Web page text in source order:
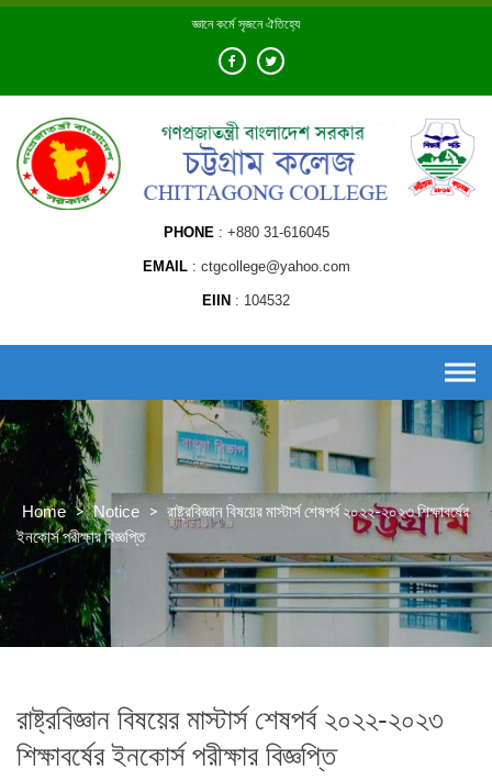
Skip
জ্ঞানে কর্মে সৃজনে ঐতিহ্যে
PHONE +880 31-616045
EMAIL ctgcollege@yahoo.com
EIIN 104532
Home > Notice > রাষ্ট্রবিজ্ঞান বিষয়ের মাস্টার্স শেষপর্ব ২০২২-২০২৩ শিক্ষাবর্ষের
ইনকোর্স পরীক্ষার বিজ্ঞপ্তি
রাষ্ট্রবিজ্ঞান বিষয়ের মাস্টার্স শেষপর্ব ২০২২-২০২৩
শিক্ষাবর্ষের ইনকোর্স পরীক্ষার বিজ্ঞপ্তি